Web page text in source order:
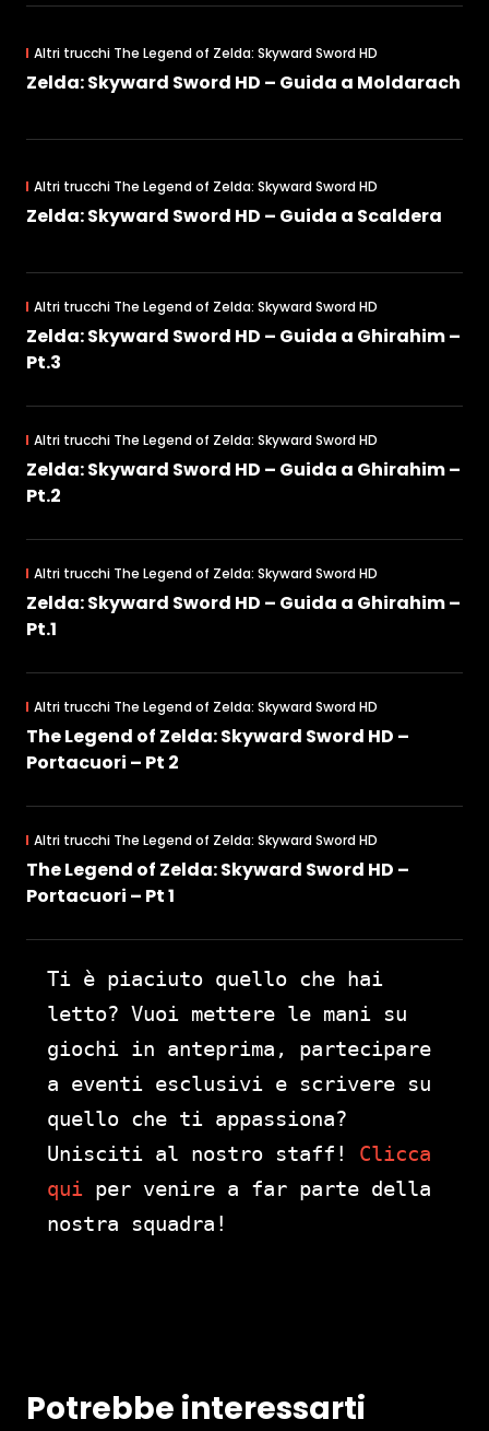
Altri trucchi The Legend of Zelda: Skyward Sword HD
Zelda: Skyward Sword HD – Guida a Moldarach
Altri trucchi The Legend of Zelda: Skyward Sword HD
Zelda: Skyward Sword HD – Guida a Scaldera
Altri trucchi The Legend of Zelda: Skyward Sword HD
Zelda: Skyward Sword HD – Guida a Ghirahim –
Pt.3
Altri trucchi The Legend of Zelda: Skyward Sword HD
Zelda: Skyward Sword HD – Guida a Ghirahim –
Pt.2
Altri trucchi The Legend of Zelda: Skyward Sword HD
Zelda: Skyward Sword HD – Guida a Ghirahim –
Pt.1
Altri trucchi The Legend of Zelda: Skyward Sword HD
The Legend of Zelda: Skyward Sword HD –
Portacuori – Pt 2
Altri trucchi The Legend of Zelda: Skyward Sword HD
The Legend of Zelda: Skyward Sword HD –
Portacuori – Pt 1
Ti è piaciuto quello che hai
letto? Vuoi mettere le mani su
giochi in anteprima, partecipare
a eventi esclusivi e scrivere su
quello che ti appassiona?
Unisciti al nostro staff! Clicca
qui per venire a far parte della
nostra squadra!
Potrebbe interessarti